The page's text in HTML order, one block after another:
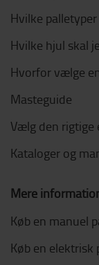
Hvilke
Hvilke hjul skal
Hvorfor vælge
Masteguide
Vælg den rigtige
Kataloger og
Mere
Køb en manuel
Køb en elektrisk